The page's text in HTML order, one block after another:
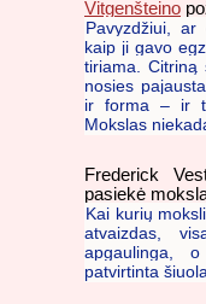
Vitgenšteino
Pavyzdžiui,
kaip ji gavo
tiriama. Citriną
nosies
ir forma – ir
Mokslas
Frederick
pasiekė
Kai kurių
atvaizdas,
apgaulinga,
patvirtinta